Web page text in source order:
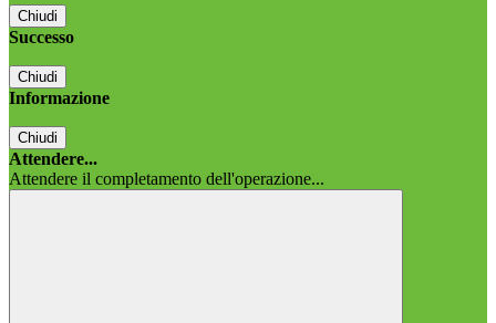
Chiudi
Successo
Chiudi
Informazione
Chiudi
Attendere...
Attendere il completamento dell'operazione...